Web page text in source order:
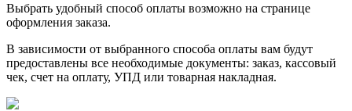
Выбрать удобный способ оплаты возможно на странице
оформления заказа.
В зависимости от выбранного способа оплаты вам будут
предоставлены все необходимые документы: заказ, кассовый
чек, счет на оплату, УПД или товарная накладная.